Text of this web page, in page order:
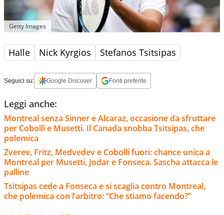
Getty Images
Halle Nick Kyrgios Stefanos Tsitsipas
Seguici su: Google Discover Fonti preferite
Leggi anche:
Montreal senza Sinner e Alcaraz, occasione da sfruttare
per Cobolli e Musetti. Il Canada snobba Tsitsipas, che
polemica
Zverev, Fritz, Medvedev e Cobolli fuori: chance unica a
Montreal per Musetti, Jodar e Fonseca. Sascha attacca le
palline
Tsitsipas cede a Fonseca e si scaglia contro Montreal,
che polemica con l’arbitro: “Che stiamo facendo?”